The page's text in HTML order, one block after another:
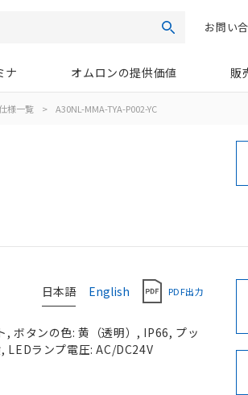
検索お問い
ナ オムロンの提供価値 販
様一覧 > A30NL-MMA-TYA-P002-YC
日本語 English PDF出力
ボタンの色: 黄（透明）, IP66, プッ
LEDランプ電圧: AC/DC24V